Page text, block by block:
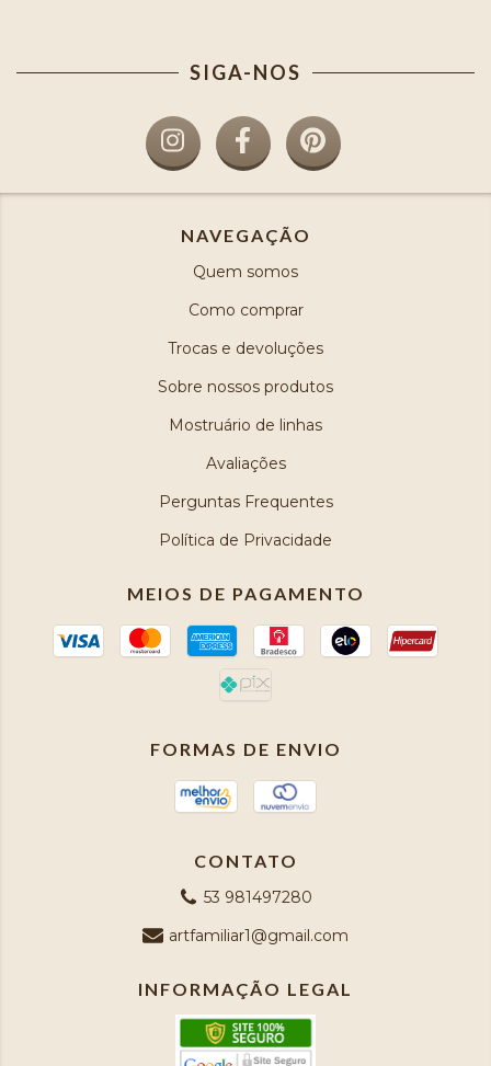
SIGA-NOS
NAVEGAÇÃO
Quem somos
Como comprar
Trocas e devoluções
Sobre nossos produtos
Mostruário de linhas
Avaliações
Perguntas Frequentes
Política de Privacidade
MEIOS DE PAGAMENTO
FORMAS DE ENVIO
CONTATO
53 981497280
artfamiliar1@gmail.com
INFORMAÇÃO LEGAL